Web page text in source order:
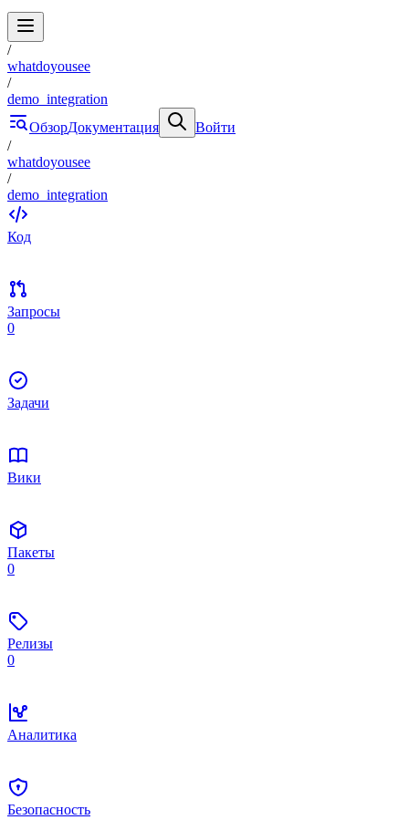
/
whatdoyousee
/
demo_integration
ОбзорДокументация
Войти
/
whatdoyousee
/
demo_integration
Код
Запросы
0
Задачи
Вики
Пакеты
0
Релизы
0
Аналитика
Безопасность